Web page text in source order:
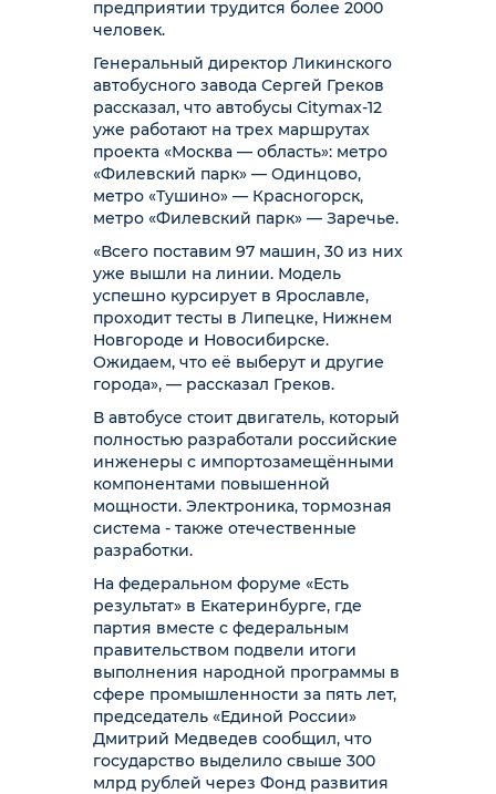
предприятии трудится более 2000
человек.
Генеральный директор Ликинского
автобусного завода Сергей Греков
рассказал, что автобусы Citymax-12
уже работают на трех маршрутах
проекта «Москва — область»: метро
«Филевский парк» — Одинцово,
метро «Тушино» — Красногорск,
метро «Филевский парк» — Заречье.
«Всего поставим 97 машин, 30 из них
уже вышли на линии. Модель
успешно курсирует в Ярославле,
проходит тесты в Липецке, Нижнем
Новгороде и Новосибирске.
Ожидаем, что её выберут и другие
города», — рассказал Греков.
В автобусе стоит двигатель, который
полностью разработали российские
инженеры с импортозамещёнными
компонентами повышенной
мощности. Электроника, тормозная
система - также отечественные
разработки.
На федеральном форуме «Есть
результат» в Екатеринбурге, где
партия вместе с федеральным
правительством подвели итоги
выполнения народной программы в
сфере промышленности за пять лет,
председатель «Единой России»
Дмитрий Медведев сообщил, что
государство выделило свыше 300
млрд рублей через Фонд развития